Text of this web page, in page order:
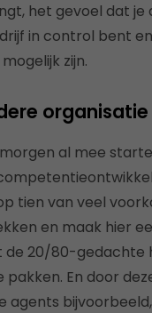
het gevoel dat je
in control bent
zijn.
organisatie
al mee
tien van veel
en maak hier
de 20/80-gedachte
pakken. En door
agents